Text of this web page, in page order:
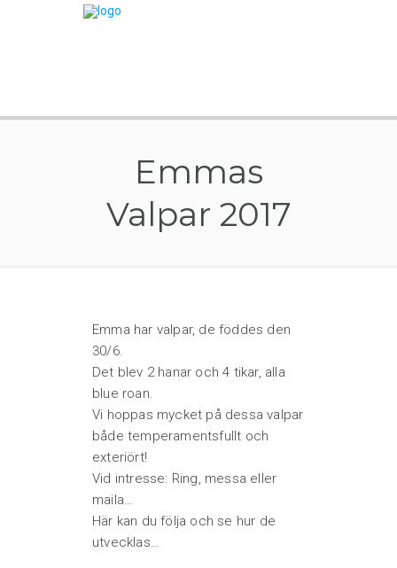
Emmas
Valpar 2017
Emma har valpar, de föddes den
30/6.
Det blev 2 hanar och 4 tikar, alla
blue roan.
Vi hoppas mycket på dessa valpar
både temperamentsfullt och
exteriört!
Vid intresse: Ring, messa eller
maila…
Här kan du följa och se hur de
utvecklas…